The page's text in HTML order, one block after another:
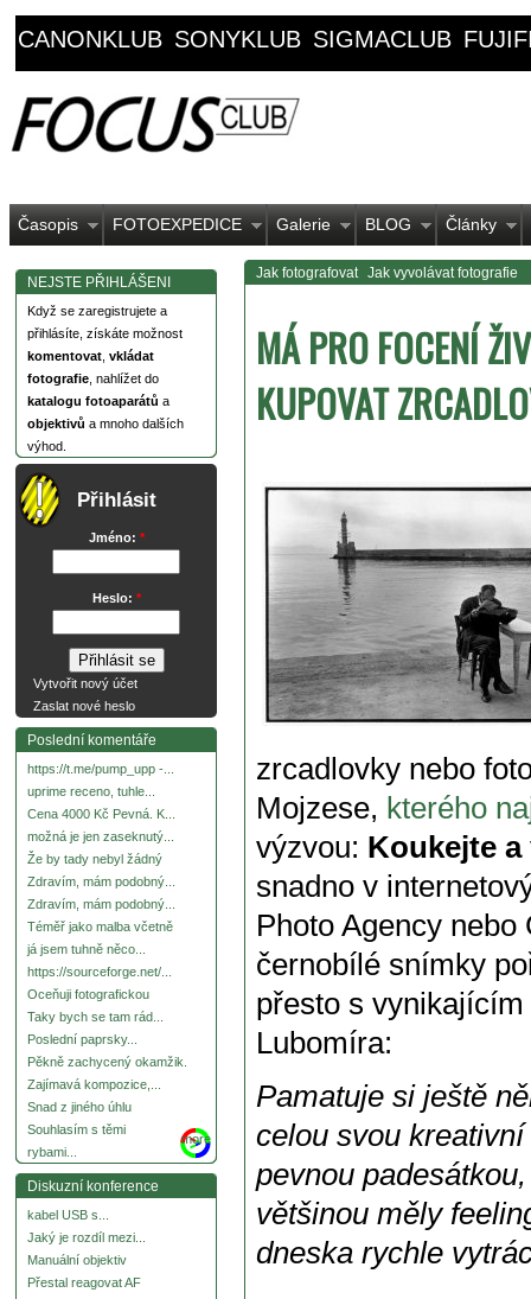
CANONKLUB SONYKLUB SIGMACLUB
Časopis FOTOEXPEDICE Galerie BLOG Články
NEJSTE PŘIHLÁŠENI
Když se zaregistrujete a
přihlásíte, získáte možnost
komentovat vkládat
fotografie , nahlížet do
katalogu fotoaparátů a
objektivů a mnoho dalších
výhod.
Přihlásit
Jméno: *
Heslo: *
Vytvořit nový účet
Zaslat nové heslo
Poslední komentáře
https://t.me/pump_upp -...
uprime receno, tuhle...
Cena 4000 Kč Pevná. K...
možná je jen zaseknutý...
Že by tady nebyl žádný
Zdravím, mám podobný...
Zdravím, mám podobný...
Téměř jako malba včetně
já jsem tuhně něco...
https://sourceforge.net/...
Oceňuji fotografickou
Taky bych se tam rád...
Poslední paprsky...
Pěkně zachycený okamžik.
Zajímavá kompozice,...
Snad z jiného úhlu
Souhlasím s těmi
rybami...
more
Diskuzní konference
kabel USB s...
Jaký je rozdíl mezi...
Manuální objektiv
Přestal reagovat AF
Jak fotografovat Jak vyvolávat fotografie
MÁ PRO FOCENÍ
KUPOVAT
zrcadlovky nebo
Mojzese, kterého
výzvou: Koukejte
snadno v
Photo Agency
černobílé snímky
přesto s
Lubomíra:
Pamatuje si ještě
celou svou
pevnou
většinou měly
dneska rychle